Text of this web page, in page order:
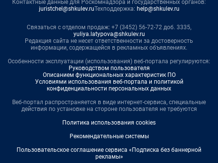
Контактные данные для Роскомнадзора и государственных органов:
juristchel@shkulev.ruТехподдержка: help@shkulev.ru
Связаться с отделом продаж: +7 (3452) 56-72-72 доб. 3335,
yuliya.latypova@shkulev.ru
Редакция сайта не несет ответственности за достоверность
информации, содержащейся в рекламных объявлениях.
Особенности эксплуатации (использования) веб-портала регулируются:
Руководством пользователя
Описанием функциональных характеристик ПО
Условиями использования веб-портала и политикой
конфиденциальности персональных данных
Веб-портал распространяется в виде интернет-сервиса, специальные
действия по установке на стороне пользователя не требуются
Политика использования cookies
Рекомендательные системы
Пользовательское соглашение сервиса «Подписка без баннерной
рекламы»